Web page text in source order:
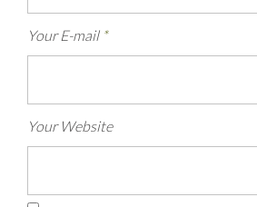
Your E-mail *
Your Website